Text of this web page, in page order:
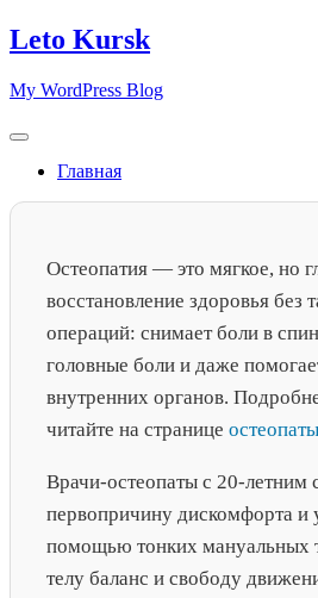
Skip
to
Leto Kursk
My WordPress Blog
Главная
Остеопатия — это мягкое, но
восстановление здоровья без
операций: снимает боли в
головные боли и даже
внутренних органов.
читайте на странице
Врачи-остеопаты с 20-летним
первопричину дискомфорта и
помощью тонких мануальных
телу баланс и свободу